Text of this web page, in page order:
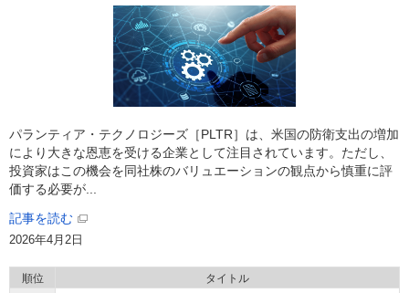
パランティア・テクノロジーズ［PLTR］は、米国の防衛支出の増加
により大きな恩恵を受ける企業として注目されています。ただし、
投資家はこの機会を同社株のバリュエーションの観点から慎重に評
価する必要が...
記事を読む
2026年4月2日
順位 タイトル